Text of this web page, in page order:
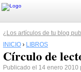
¿Los artículos de tu blog
INICIO › LIBROS
Círculo de
Publicado el 14 enero 2010